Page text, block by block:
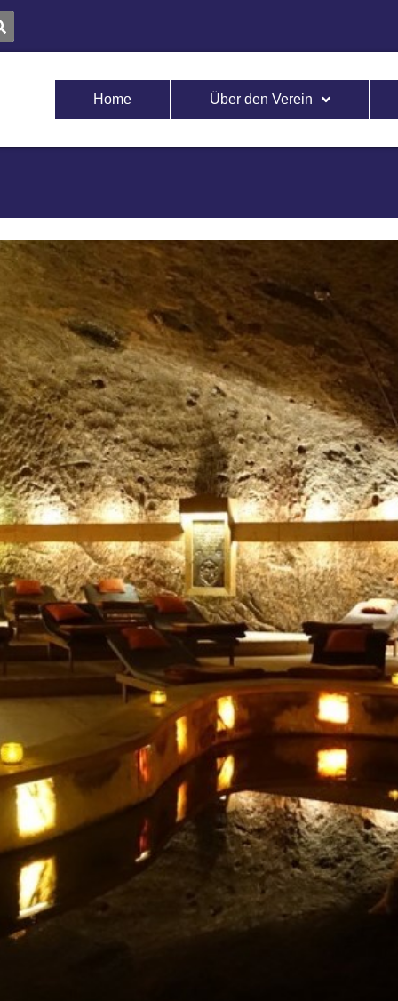
Home Über den Verein